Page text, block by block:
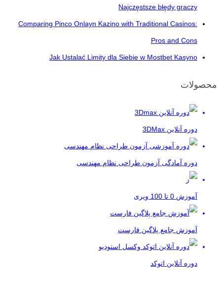
Najczęstsze błędy graczy
Comparing Pinco Onlayn Kazino with Traditional Casinos:
Pros and Cons
Jak Ustalać Limity dla Siebie w Mostbet Kasyno
محصولات
دوره آنلاین 3DMax
دوره آمادگی آزمون طراحی نظام مهندسی
آموزش 0 تا 100 ویری
آموزش جامع پلاگین فارست
دوره آنلاین اتوکد